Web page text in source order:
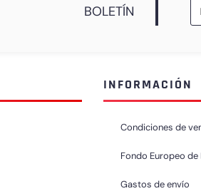
BOLETÍN
INFORMACIÓN
Condiciones de
Fondo Europeo
Gastos de envío